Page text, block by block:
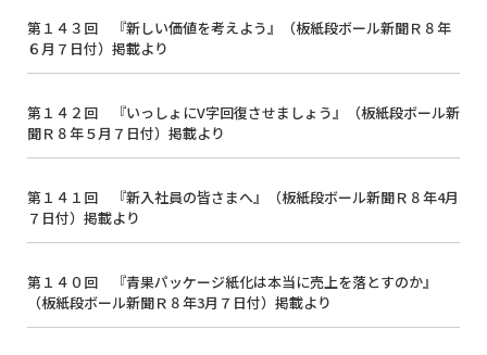
第１４３回 『新しい価値を考えよう』（板紙段ボール新聞Ｒ８年
６月７日付）掲載より
第１４２回 『いっしょにV字回復させましょう』（板紙段ボール新
聞Ｒ８年５月７日付）掲載より
第１４１回 『新入社員の皆さまへ』（板紙段ボール新聞Ｒ８年4月
７日付）掲載より
第１４０回 『青果パッケージ紙化は本当に売上を落とすのか』
（板紙段ボール新聞Ｒ８年3月７日付）掲載より